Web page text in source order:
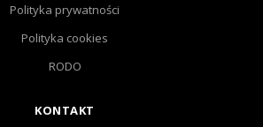
Polityka prywatności
Polityka cookies
RODO
KONTAKT